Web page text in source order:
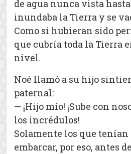
de agua nunca vista
inundaba la Tierra y se
Como si hubieran sido
que cubría toda la Tierra
nivel.
Noé llamó a su hijo
paternal:
— ¡Hijo mío! ¡Sube con
los incrédulos!
Solamente los que tenían
embarcar, por eso, antes